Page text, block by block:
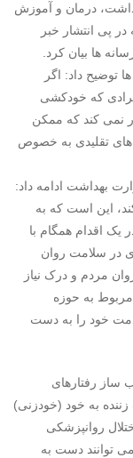
درمان و آموزش
پی انتشار خبر
ها بیان کرد.
توضیح داد: اگر
که خودکشی
نمی کند که ممکن
تقلیدی به خصوص
بهداشت ادامه داد:
این است که به
یک اقدام همگام با
در سلامت روان
مردم و درک نیاز
به حوزه
خود را به دست
ساز رفتارهای
به خود (خودزنی)
روانپزشکی
توانند دست به